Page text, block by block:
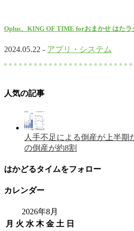
Oplus、KING OF TIME forおまかせ はたラ
2024.05.22 - アプリ・システム
人気の記事
人手不足による倒産が上半期
の倒産が約8割
はかどるタイムをフォロー
カレンダー
2026年8月
月 火 水 木 金 土 日